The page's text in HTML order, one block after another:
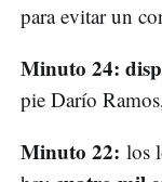
para evitar un
Minuto 24:
pie Darío
Minuto 22: los